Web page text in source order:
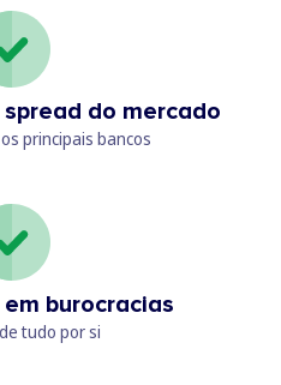
do mercado
principais bancos
burocracias
tudo por si